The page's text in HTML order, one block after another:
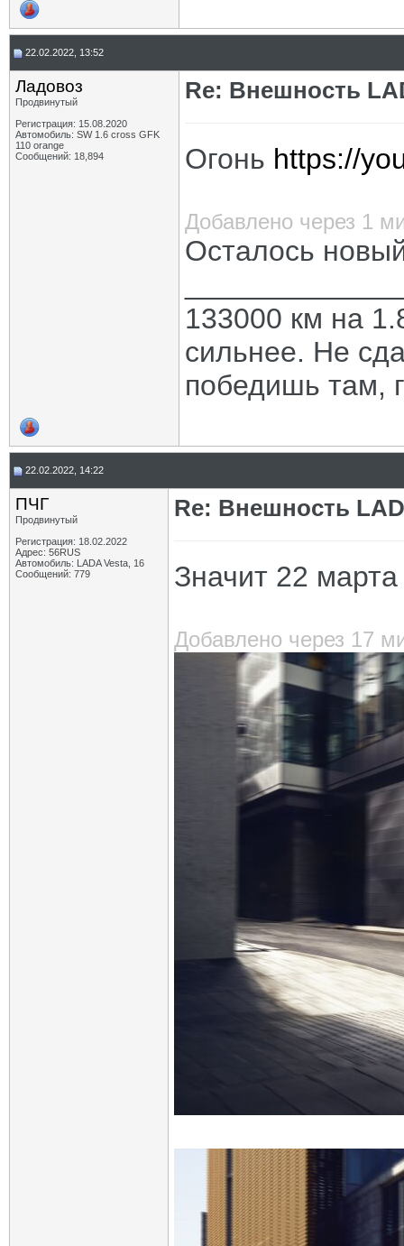
22.02.2022, 13:52
Ладовоз
Продвинутый
Регистрация: 15.08.2020
Автомобиль: SW 1.6 cross GFK
110 orange
Сообщений: 18,894
Re: Внешность
Огонь https://
Добавлено через 1
Осталось
133000 км на
сильнее. Не
победишь там,
22.02.2022, 14:22
ПЧГ
Продвинутый
Регистрация: 18.02.2022
Адрес: 56RUS
Автомобиль: LADA Vesta, 16
Сообщений: 779
Re: Внешность
Значит 22
Добавлено через 17